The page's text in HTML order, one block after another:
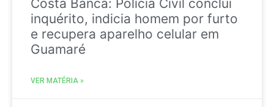
Costa Banca: Polícia Civil conclui
inquérito, indicia homem por furto
e recupera aparelho celular em
Guamaré
VER MATÉRIA »